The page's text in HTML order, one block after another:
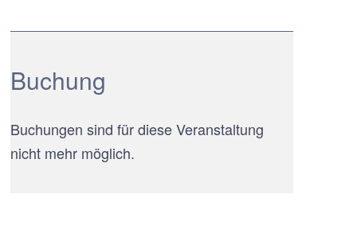
Buchung
Buchungen sind für diese Veranstaltung
nicht mehr möglich.